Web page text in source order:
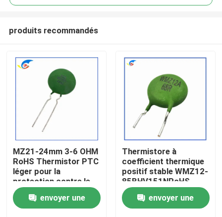
À la maison
Produits
vidéo
produits recommandés
MZ21-24mm 3-6 OHM
RoHS Thermistor PTC
léger pour la
protection contre le
surcourant
Thermistor à
coefficient thermique
envoyer une
Thermistore à
coefficient thermique
positif stable WMZ12-
85BHV151NRoHS
pour la protection
contre le surcourant
Certifié compatible
envoyer une